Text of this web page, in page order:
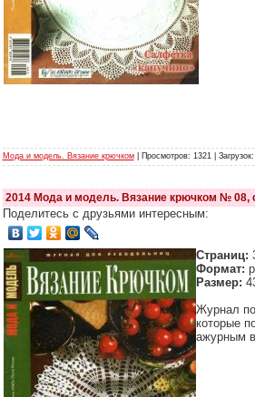
Мода и модель. Вязание крючком| Просмотров: 1321 |
2014 Мода и модель. Вязание крючком № 08,
Поделитесь с друзьями интересным:
Страниц:
Формат:
Размер:
Журнал
которые
ажурным